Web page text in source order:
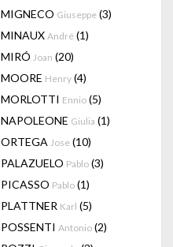
MIGNECO Giuseppe (3)
MINAUX André (1)
MIRÓ Joan (20)
MOORE Henry (4)
MORLOTTI Ennio (5)
NAPOLEONE Giulia (1)
ORTEGA Jose (10)
PALAZUELO Pablo (3)
PICASSO Pablo (1)
PLATTNER Karl (5)
POSSENTI Antonio (2)